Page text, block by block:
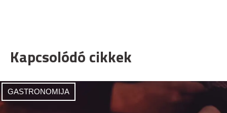
Kapcsolódó cikkek
GASTRONOMIJA